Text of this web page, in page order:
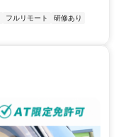
フルリモート
研修あり